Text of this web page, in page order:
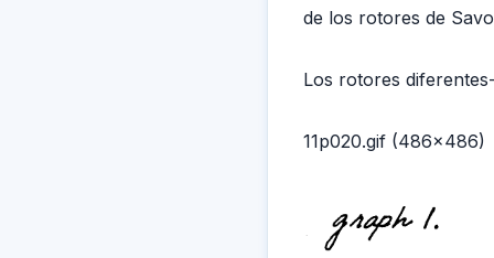
de los rotores de
Los rotores
11p020.gif (486x486)